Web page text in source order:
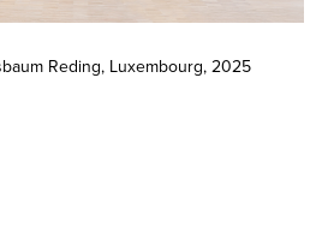
Reding, Luxembourg, 2025